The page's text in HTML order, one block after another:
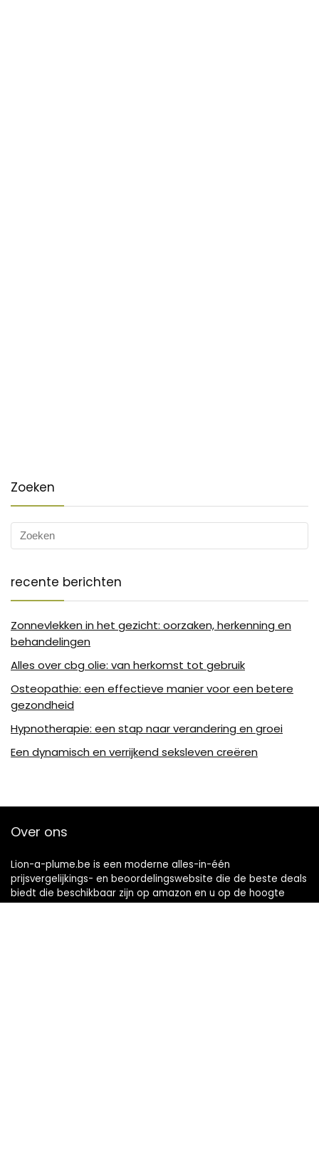
Zoeken
recente berichten
Zonnevlekken in het gezicht: oorzaken, herkenning en
behandelingen
Alles over cbg olie: van herkomst tot gebruik
Osteopathie: een effectieve manier voor een betere
gezondheid
Hypnotherapie: een stap naar verandering en groei
Een dynamisch en verrijkend seksleven creëren
Over ons
Lion-a-plume.be is een moderne alles-in-één
prijsvergelijkings- en beoordelingswebsite die de beste deals
biedt die beschikbaar zijn op amazon en u op de hoogte
houdt via de laatst toegevoegde blogs. Alle afbeeldingen